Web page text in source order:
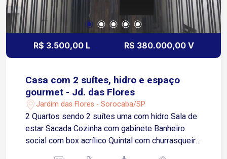
R$ 3.500,00 L R$ 380.000,00 V
Casa com 2 suítes, hidro e espaço
gourmet - Jd. das Flores
Jardim das Flores - Sorocaba/SP
2 Quartos sendo 2 suítes uma com hidro Sala de
estar Sacada Cozinha com gabinete Banheiro
social com box acrílico Quintal com churrasqueira